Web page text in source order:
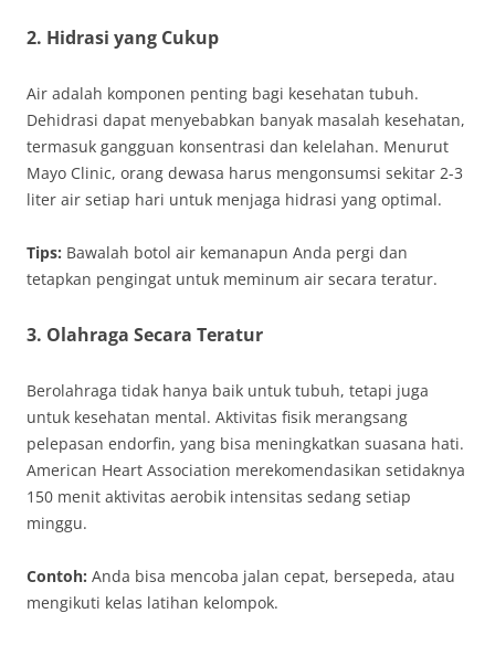
2. Hidrasi yang Cukup
Air adalah komponen penting bagi kesehatan tubuh.
Dehidrasi dapat menyebabkan banyak masalah kesehatan,
termasuk gangguan konsentrasi dan kelelahan. Menurut
Mayo Clinic, orang dewasa harus mengonsumsi sekitar 2-3
liter air setiap hari untuk menjaga hidrasi yang optimal.
Tips: Bawalah botol air kemanapun Anda pergi dan
tetapkan pengingat untuk meminum air secara teratur.
3. Olahraga Secara Teratur
Berolahraga tidak hanya baik untuk tubuh, tetapi juga
untuk kesehatan mental. Aktivitas fisik merangsang
pelepasan endorfin, yang bisa meningkatkan suasana hati.
American Heart Association merekomendasikan setidaknya
150 menit aktivitas aerobik intensitas sedang setiap
minggu.
Contoh: Anda bisa mencoba jalan cepat, bersepeda, atau
mengikuti kelas latihan kelompok.